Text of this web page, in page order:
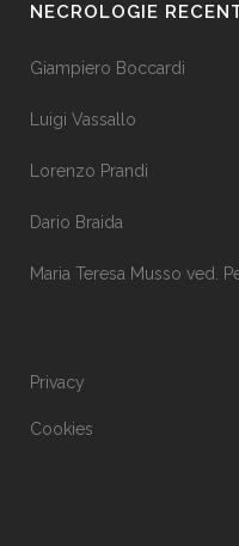
NECROLOGIE
Giampiero Boccardi
Luigi Vassallo
Lorenzo Prandi
Dario Braida
Maria Teresa Musso ved.
Privacy
Cookies